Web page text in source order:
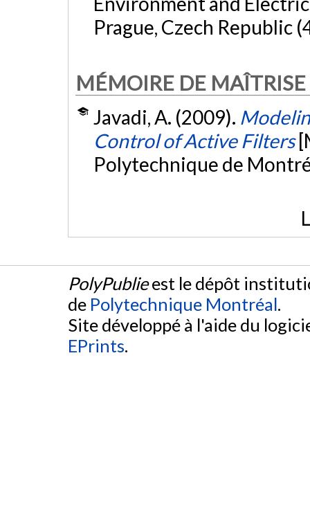
Prague, Czech Republic
MÉMOIRE DE MAÎTRISE
Javadi, A. (2009).
Control of Active Filters
Polytechnique de
PolyPublieest le dépôt
de Polytechnique Montréal.
Site développé à l'aide du
EPrints.